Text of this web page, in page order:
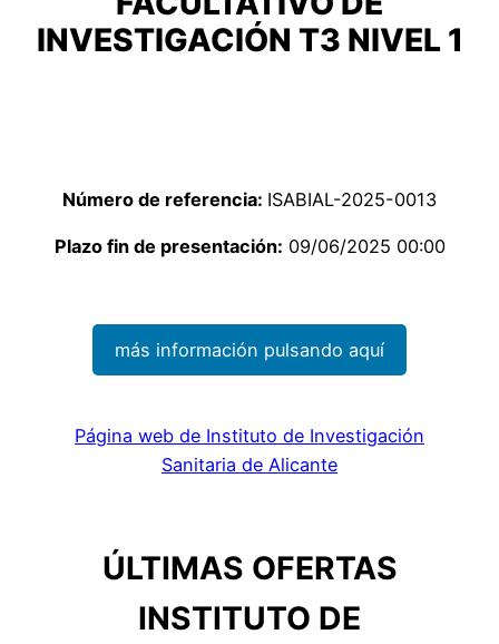
INVESTIGACIÓN T3 NIVEL 1
Número de referencia: ISABIAL-2025-0013
Plazo fin de presentación: 09/06/2025 00:00
más información pulsando aquí
Página web de Instituto de Investigación
Sanitaria de Alicante
ÚLTIMAS OFERTAS
INSTITUTO DE